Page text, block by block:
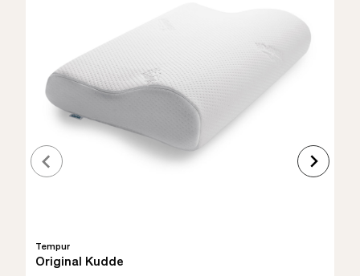
Tempur
Original Kudde